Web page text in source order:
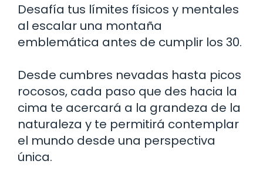
Desafía tus límites físicos y mentales
al escalar una montaña
emblemática antes de cumplir los 30.
Desde cumbres nevadas hasta picos
rocosos, cada paso que des hacia la
cima te acercará a la grandeza de la
naturaleza y te permitirá contemplar
el mundo desde una perspectiva
única.